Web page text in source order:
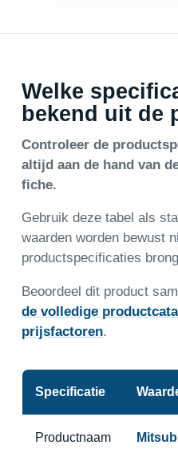
Welke
bekend uit de
Controleer de
altijd aan de hand van
fiche.
Gebruik deze tabel als
waarden worden bewust
productspecificaties
Beoordeel dit product
de volledige
prijsfactoren.
Specificatie
Productnaam